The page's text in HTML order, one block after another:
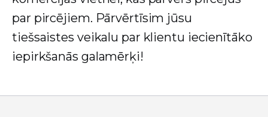
par pircējiem. Pārvērtīsim jūsu
tiešsaistes veikalu par klientu iecienītāko
iepirkšanās galamērķi!